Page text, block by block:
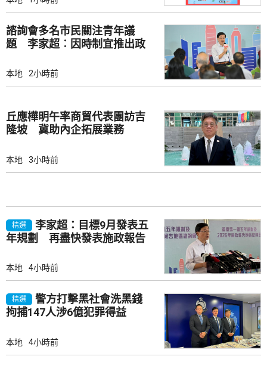
諮詢會多名市民關注青年議
題 李家超︰因時制宜推出政
本地 2小時前
丘應樺明午率商貿代表團訪吉
隆坡 冀助內企拓展業務
本地 3小時前
精選
李家超：目標9月發表五
年規劃 再盡快發表施政報告
本地 4小時前
精選
警方打擊黑社會洗黑錢
拘捕147人涉6億犯罪得益
本地 4小時前